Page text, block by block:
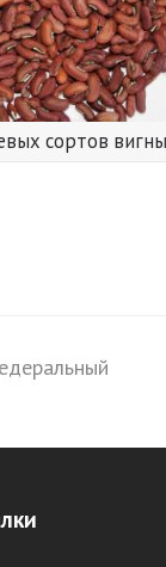
сортов вигны